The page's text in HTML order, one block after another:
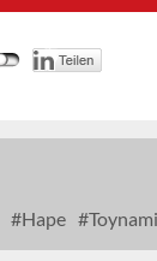
Hape